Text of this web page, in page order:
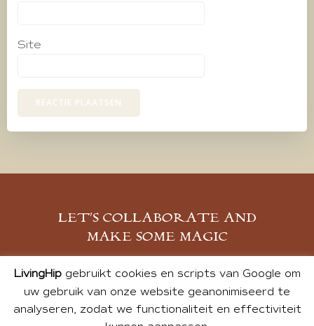
Site
LET’S COLLABORATE AND
MAKE SOME MAGIC
MELD JE AAN
LivingHipgebruikt cookies en scripts van Google om
uw gebruik van onze website geanonimiseerd te
analyseren, zodat we functionaliteit en effectiviteit